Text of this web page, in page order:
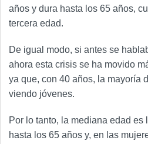
años y dura hasta los 65 años,
tercera edad.
De igual modo, si antes se
ahora esta crisis se ha movido
ya que, con 40 años, la mayoría
viendo jóvenes.
Por lo tanto, la mediana edad es
hasta los 65 años y, en las